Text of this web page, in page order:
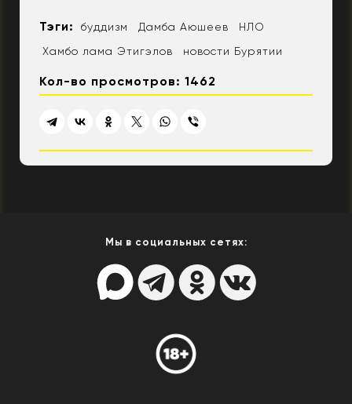
Тэги: буддизм Дамба Аюшеев
НЛО
Хамбо лама Этигэлов
новости Бурятии
Кол-во просмотров: 1462
Мы в социальных сетях: